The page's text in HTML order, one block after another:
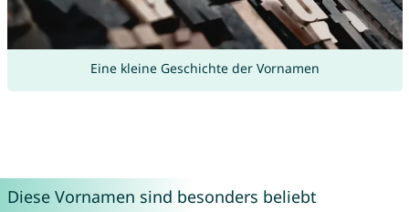
Eine kleine Geschichte der Vornamen
Diese Vornamen sind besonders beliebt